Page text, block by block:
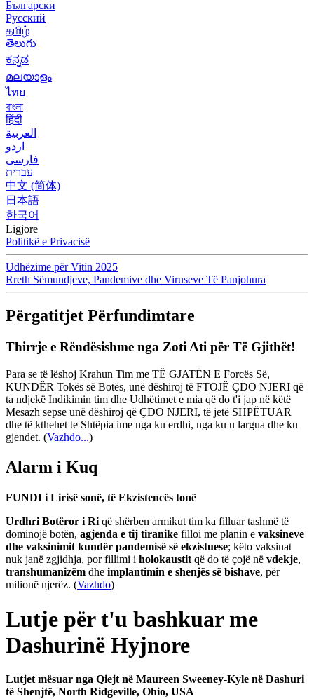
Български
Русский
தமிழ்
తెలుగు
ಕನ್ನಡ
മലയാളം
ไทย
বাংলা
हिंदी
العربية
اردو
فارسی
עִברִית
中文 (简体)
日本語
한국어
Ligjore
Politikë e Privacisë
Udhëzime për Vitin 2025
Rreth Sëmundjeve, Pandemive dhe Viruseve Të Panjohura
Përgatitjet Përfundimtare
Thirrje e Rëndësishme nga Zoti Ati për Të Gjithët!
Para se të lëshoj Krahun Tim me TË GJATËN E Forcës Së,
KUNDËR Tokës së Botës, unë dëshiroj të FTOJË ÇDO NJERI që
ta ndjekë Indikimin tim dhe Udhëtimet e mia që do t'i jap në këtë
Mesazh sepse unë dëshiroj që ÇDO NJERI, të jetë SHPËTUAR
dhe të kthehet te Shtëpia ime nga ku erdhi, nga ku u largua dhe ku
gjendet. (Vazhdo...)
Alarm i Kuq
FUNDI i Lirisë sonë, të Ekzistencës tonë
Urdhri Botëror i Ri që shërben armikut tim ka filluar tashmë të
dominojë botën, agjenda e tij tiranike filloi me planin e vaksineve
dhe vaksinimit kundër pandemisë së ekzistuese; këto vaksinat
nuk janë zgjidhja, por fillimi i holokaustit që do të çojë në vdekje,
transhumanizëm dhe implantimin e shenjës së bishave, për
milionë njerëz. (Vazhdo)
Lutje për t'u bashkuar me
Dashurinë Hyjnore
Lutjet mësuar nga Qiejt në Maureen Sweeney-Kyle në Dashuri
të Shenjtë, North Ridgeville, Ohio, USA